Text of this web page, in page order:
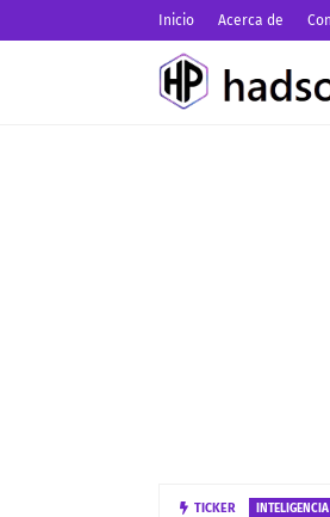
Inicio Acerca de
TICKER